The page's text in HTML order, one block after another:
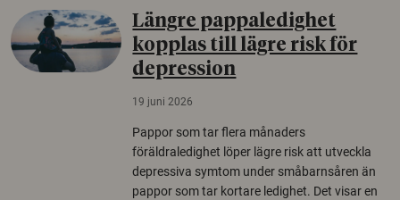
Längre pappaledighet
kopplas till lägre risk för
depression
19 juni 2026
Pappor som tar flera månaders
föräldraledighet löper lägre risk att utveckla
depressiva symtom under småbarnsåren än
pappor som tar kortare ledighet. Det visar en